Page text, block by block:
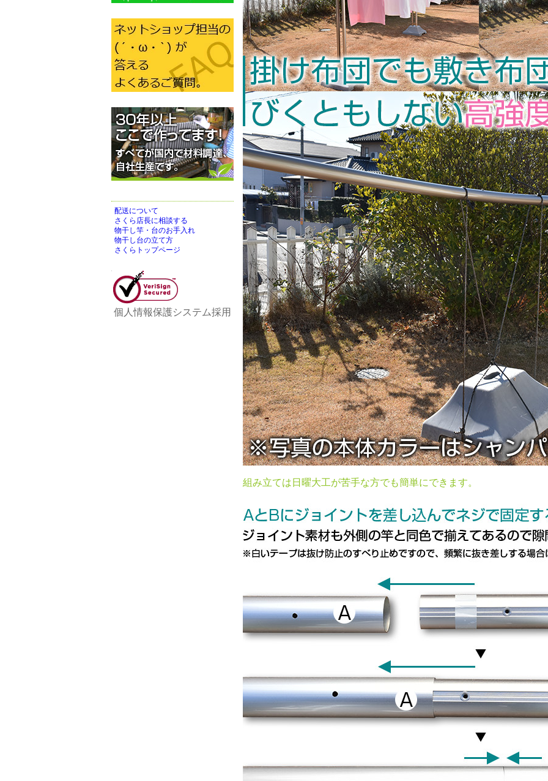
配送について
さくら店長に相談する
物干し竿・台のお手入れ
物干し台の立て方
さくらトップページ
個人情報保護システム採用
組み立ては日曜大工が苦手な方でも簡単にできます。